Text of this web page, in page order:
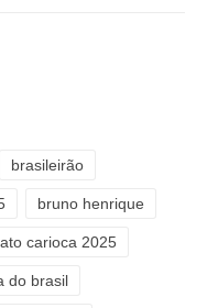
brasileirão
bruno henrique
carioca 2025
do brasil